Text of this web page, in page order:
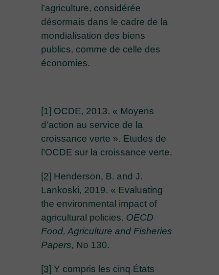
l’agriculture, considérée
désormais dans le cadre de la
mondialisation des biens
publics, comme de celle des
économies.
[1] OCDE, 2013. « Moyens
d’action au service de la
croissance verte ». Etudes de
l’OCDE sur la croissance verte.
[2] Henderson, B. and J.
Lankoski, 2019. « Evaluating
the environmental impact of
agricultural policies. OECD
Food, Agriculture and Fisheries
Papers, No 130.
[3] Y compris les cinq États